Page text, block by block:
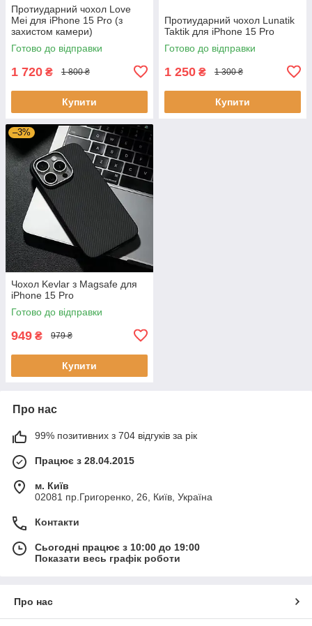
Протиударний чохол Love
Mei для iPhone 15 Pro (з
захистом камери)
Готово до відправки
1 720 ₴ 1 800 ₴
Купити
Протиударний чохол Lunatik
Taktik для iPhone 15 Pro
Готово до відправки
1 250 ₴ 1 300 ₴
Купити
–3%
Чохол Kevlar з Magsafe для
iPhone 15 Pro
Готово до відправки
949 ₴ 979 ₴
Купити
Про нас
99% позитивних з 704 відгуків за рік
Працює з 28.04.2015
м. Київ
02081 пр.Григоренко, 26, Київ, Україна
Контакти
Сьогодні працює з 10:00 до 19:00
Показати весь графік роботи
Про нас